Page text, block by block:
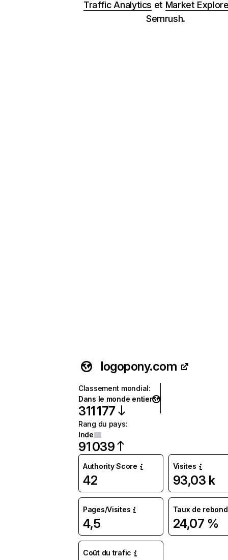
Traffic Analytics et Market
Semrush.
logopony.com
Classement mondial:
Dans le monde entier
311 177
Rang du pays:
Inde
91 039
Authority Score
42
Visites
93,03 k
Pages/Visites
4,5
Taux de rebond
24,07 %
Coût du trafic